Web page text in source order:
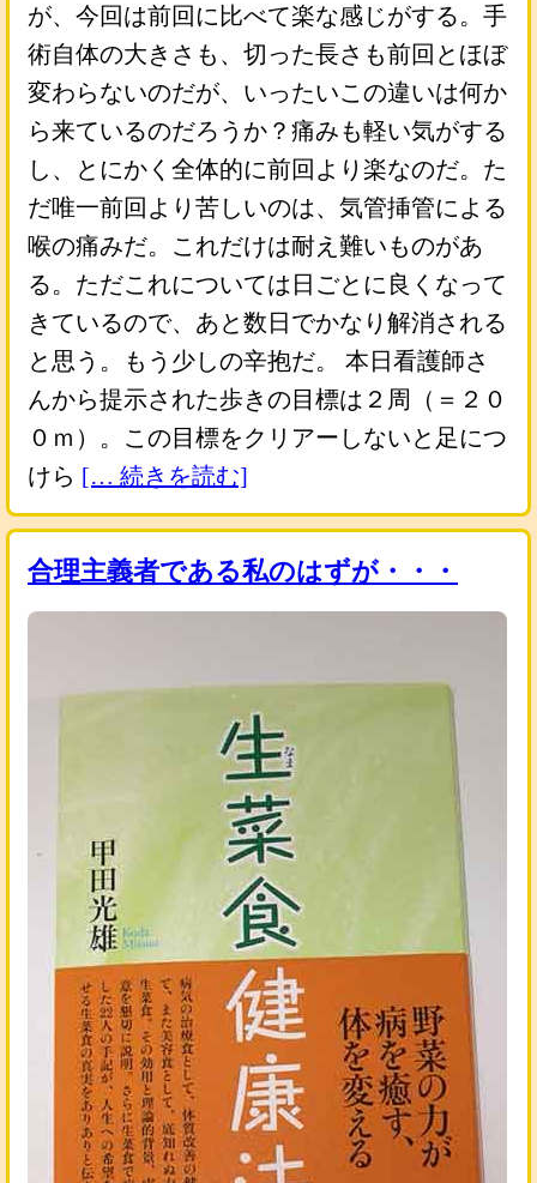
が、今回は前回に比べて楽な感じがする。手
術自体の大きさも、切った長さも前回とほぼ
変わらないのだが、いったいこの違いは何か
ら来ているのだろうか？痛みも軽い気がする
し、とにかく全体的に前回より楽なのだ。た
だ唯一前回より苦しいのは、気管挿管による
喉の痛みだ。これだけは耐え難いものがあ
る。ただこれについては日ごとに良くなって
きているので、あと数日でかなり解消される
と思う。もう少しの辛抱だ。 本日看護師さ
んから提示された歩きの目標は２周（＝２０
０ｍ）。この目標をクリアーしないと足につ
けら [… 続きを読む]
合理主義者である私のはずが・・・